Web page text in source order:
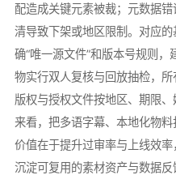
配造成关键元素被裁；元数据
清导致下架或地区限制。对应
确“唯一源文件”和版本号规则
物实行双人复核与回放抽检，所
版权与授权文件按地区、期限
来看，把多语字幕、本地化物
价值在于提升过审率与上线效
沉淀可复用的素材资产与数据